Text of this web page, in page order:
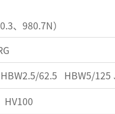
、980.7N）
62.5 HBW5/125
HV100